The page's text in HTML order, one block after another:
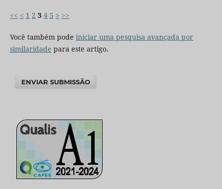
<< < 1 2 3 4 5 > >>
Você também pode iniciar uma pesquisa avançada por
similaridade para este artigo.
ENVIAR SUBMISSÃO